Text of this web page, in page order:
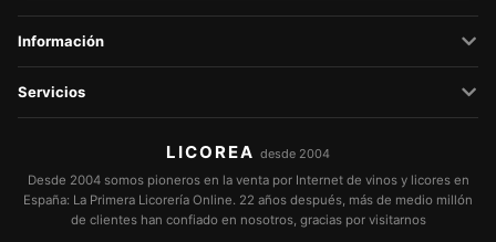
Información
Servicios
LICOREA desde 2004
Desde 2004 somos pioneros en la venta por Internet de vinos y licores en
España: La Primera Licorería Online. 22 años después, más de medio millón
de clientes han confiado en nosotros, gracias por visitarnos